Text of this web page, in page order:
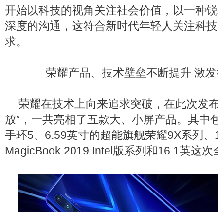
开始以科技的视角关注社会价值，以一种
深度的沟通，这符合新时代年轻人关注科
求。
荣耀产品、技术壁垒不断提升 激发
荣耀在技术上向来追求突破，在此次发
放”，一共亮相了五款大、小屏产品。其中
手环5、6.59英寸的超能旗舰荣耀9X系列、
MagicBook 2019 Intel版系列和16.1英这次